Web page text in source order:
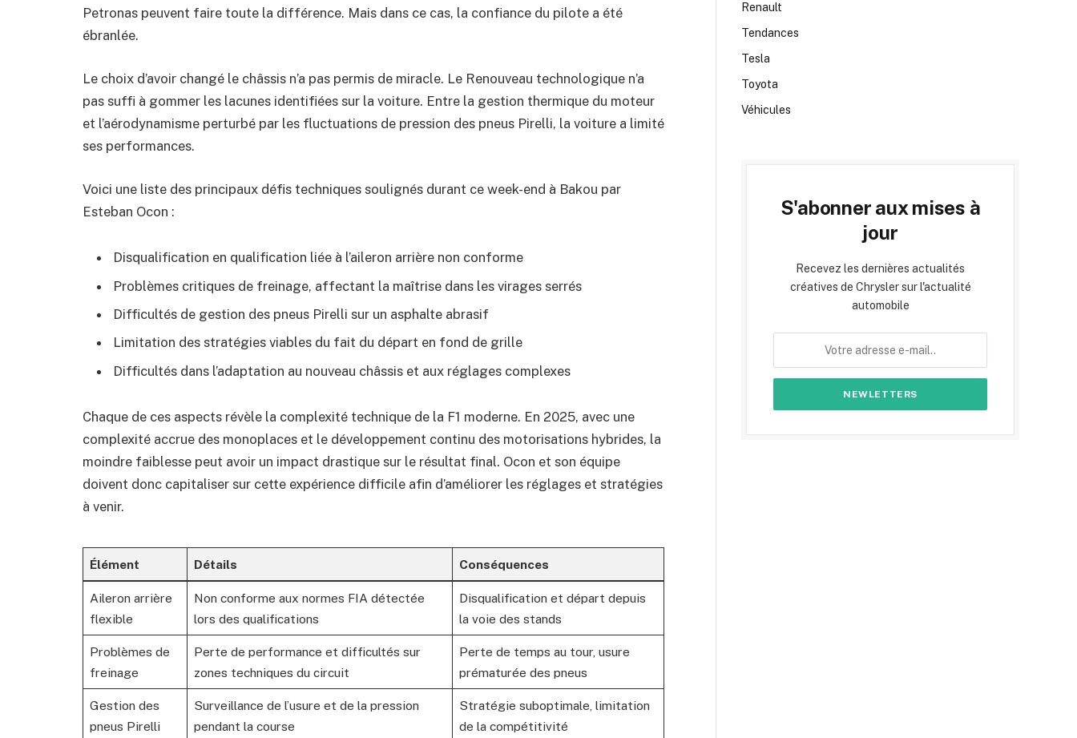
Petronas peuvent faire toute la différence. Mais dans ce cas, la confiance du pilote a été
ébranlée.
Le choix d’avoir changé le châssis n’a pas permis de miracle. Le Renouveau technologique n’a
pas suffi à gommer les lacunes identifiées sur la voiture. Entre la gestion thermique du moteur
et l’aérodynamisme perturbé par les fluctuations de pression des pneus Pirelli, la voiture a limité
ses performances.
Voici une liste des principaux défis techniques soulignés durant ce week-end à Bakou par
Esteban Ocon :
Disqualification en qualification liée à l’aileron arrière non conforme
Problèmes critiques de freinage, affectant la maîtrise dans les virages serrés
Difficultés de gestion des pneus Pirelli sur un asphalte abrasif
Limitation des stratégies viables du fait du départ en fond de grille
Difficultés dans l’adaptation au nouveau châssis et aux réglages complexes
Chaque de ces aspects révèle la complexité technique de la F1 moderne. En 2025, avec une
complexité accrue des monoplaces et le développement continu des motorisations hybrides, la
moindre faiblesse peut avoir un impact drastique sur le résultat final. Ocon et son équipe
doivent donc capitaliser sur cette expérience difficile afin d’améliorer les réglages et stratégies
à venir.
Élément Détails Conséquences
Aileron arrière
flexible
Non conforme aux normes FIA détectée
lors des qualifications
Disqualification et départ depuis
la voie des stands
Problèmes de
freinage
Perte de performance et difficultés sur
zones techniques du circuit
Perte de temps au tour, usure
prématurée des pneus
Gestion des
pneus Pirelli
Surveillance de l’usure et de la pression
pendant la course
Stratégie suboptimale, limitation
de la compétitivité
Renault
Tendances
Tesla
Toyota
Véhicules
S'abonner aux mises à
jour
Recevez les dernières actualités
créatives de Chrysler sur l'actualité
automobile